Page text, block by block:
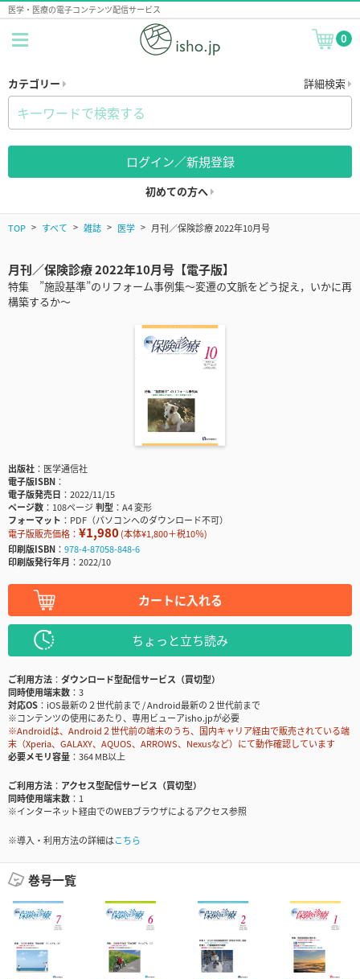
医学・医療の電子コンテンツ配信サービス
0
カテゴリー 詳細検索
ログイン／新規登録
初めての方へ
TOP すべて 雑誌 医学 月刊／保険診療 2022年10月号
月刊／保険診療 2022年10月号【電子版】
特集 ”施設基準”のリフォーム事例集～変遷の文脈をどう捉え，いかに再
構築するか～
出版社
医学通信社
電子版ISBN
電子版発売日
2022/11/15
ページ数
108ページ判型
A4 変形
フォーマット
PDF（パソコンへのダウンロード不可）
電子版販売価格： ¥1,980(本体¥1,800＋税10％)
印刷版ISBN
978-4-87058-848-6
印刷版発行年月
2022/10
カートに入れる
ちょっと立ち読み
ご利用方法
ダウンロード型配信サービス（買切型）
同時使用端末数
3
対応OS
iOS最新の２世代前まで / Android最新の２世代前まで
※コンテンツの使用にあたり、専用ビューアisho.jpが必要
※Androidは、Android２世代前の端末のうち、国内キャリア経由で販売されている端
末（Xperia、GALAXY、AQUOS、ARROWS、Nexusなど）にて動作確認しています
必要メモリ容量
364 MB以上
ご利用方法
アクセス型配信サービス（買切型）
同時使用端末数
1
※インターネット経由でのWEBブラウザによるアクセス参照
※導入・利用方法の詳細はこちら
巻号一覧